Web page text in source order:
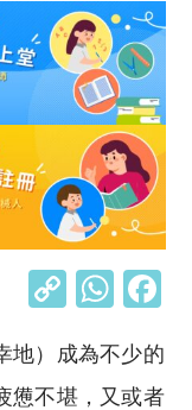
C
p
W
at
地）成為不少的
憊不堪，又或者